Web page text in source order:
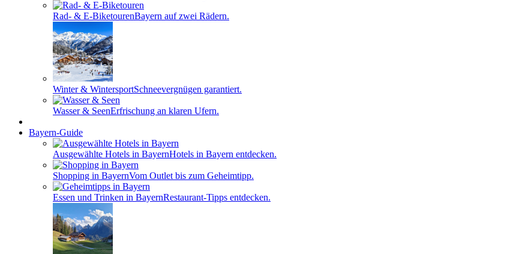
Rad- & E-BiketourenBayern auf zwei Rädern.
Winter & WintersportSchneevergnügen garantiert.
Wasser & SeenErfrischung an klaren Ufern.
Bayern-Guide
Ausgewählte Hotels in BayernHotels in Bayern entdecken.
Shopping in BayernVom Outlet bis zum Geheimtipp.
Essen und Trinken in BayernRestaurant-Tipps entdecken.